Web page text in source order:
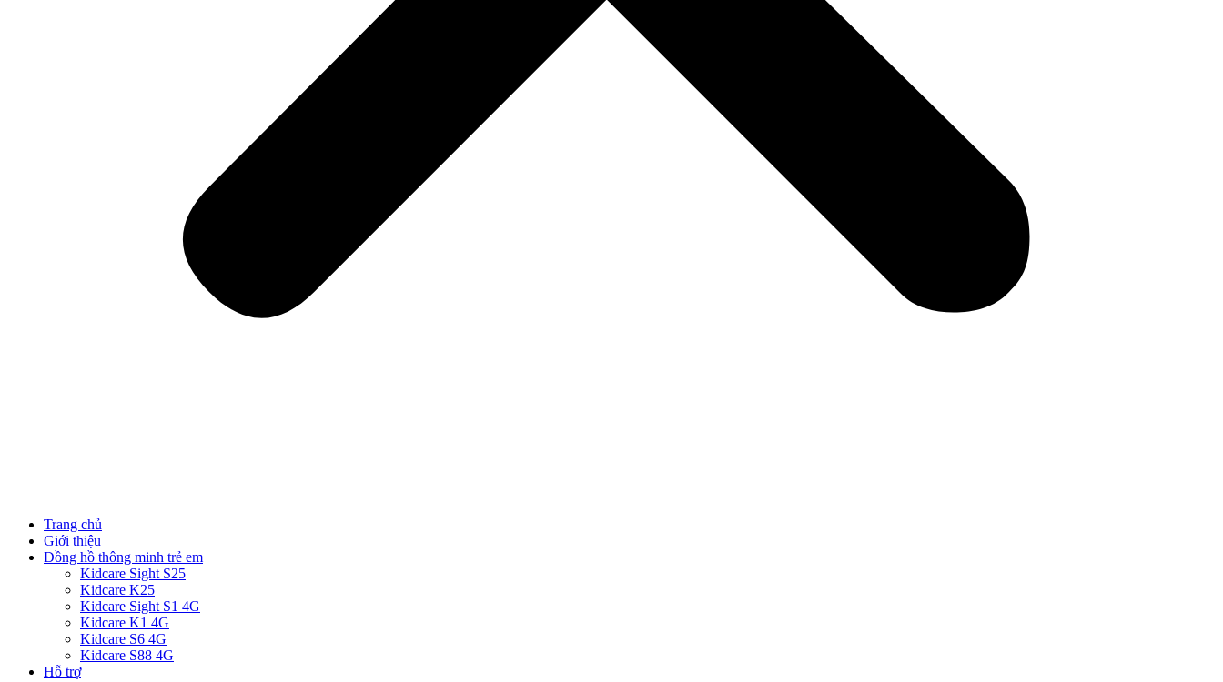
Trang chủ
Giới thiệu
Đồng hồ thông minh trẻ em
Kidcare Sight S25
Kidcare K25
Kidcare Sight S1 4G
Kidcare K1 4G
Kidcare S6 4G
Kidcare S88 4G
Hỗ trợ